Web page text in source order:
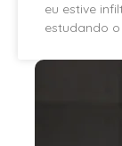
eu estive
estudando